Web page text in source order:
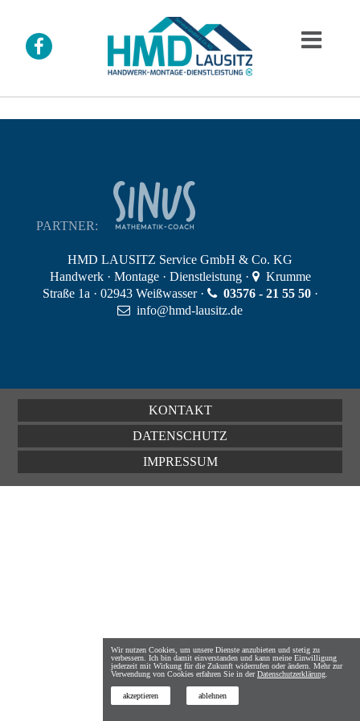
PARTNER:
HMD LAUSITZ Service GmbH & Co. KG
Handwerk · Montage · Dienstleistung ·
Krumme
Straße 1a · 02943 Weißwasser ·
03576 - 21 55 50·
info@hmd-lausitz.de
KONTAKT
DATENSCHUTZ
IMPRESSUM
Wir nutzen Cookies, um unsere Dienste anzubieten und stetig zu
verbessern. Ich bin damit einverstanden und kann meine Einwilligung
jederzeit mit Wirkung für die Zukunft widerrufen oder ändern. Mehr zur
Verwendung von Cookies erfahren Sie in derDatenschutzerklärung
akzeptieren ablehnen